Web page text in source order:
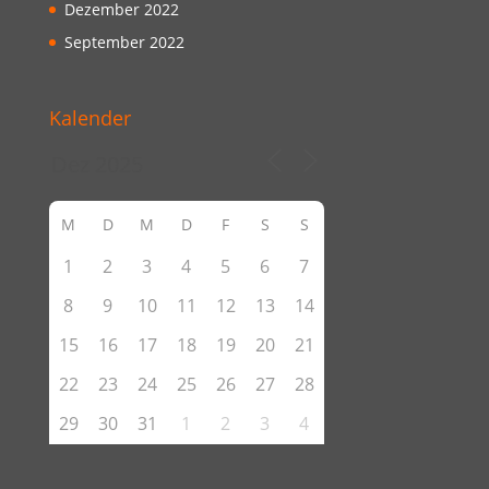
Dezember 2022
September 2022
Kalender
M D M D F S S
1 2 3 4 5 6
7
8
9 10 11 12 13
14
15
16 17 18 19 20
21
22
23 24 25 26 27
28
29
30 31 1 2 3 4